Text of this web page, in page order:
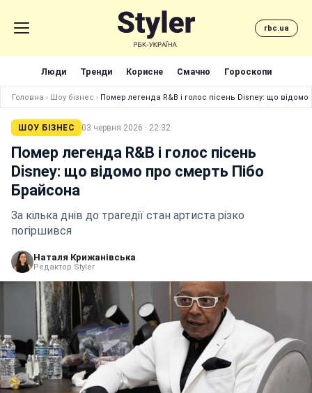
rbc.ua
Люди Тренди Корисне Смачно Гороскопи
Головна › Шоу бізнес › Помер легенда R&B і голос пісень Disney: що
ШОУ БІЗНЕС 03 червня 2026 · 22:32
Помер легенда R&B і голос пісень
Disney: що відомо про смерть Пібо
Брайсона
За кілька днів до трагедії стан артиста різко
погіршився
Наталя Крижанівська
Редактор Styler